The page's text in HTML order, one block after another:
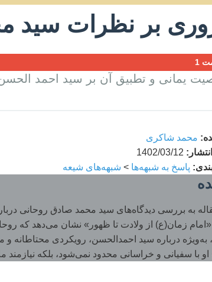
بر نظرات سید
1
یمانی و تطبیق آن بر سید احمد
محمد شاکری
1402/03/12
پاسخ به شبهه‌ها > شبهه‌های شیعه
به بررسی دیدگاه‌های سید محمد صادق روحانی
زمان(ع) از ولادت تا ظهور» نشان می‌دهد که
به‌ویژه درباره سید احمدالحسن، رویکردی محتاطانه و
با سفیانی و خراسانی محدود نمی‌شود، بلکه نیازمند